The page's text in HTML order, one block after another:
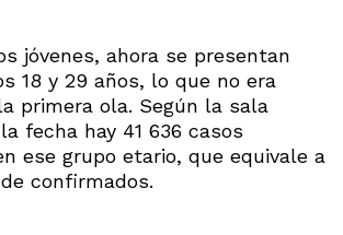
jóvenes, ahora se presentan
18 y 29 años, lo que no era
primera ola. Según la sala
fecha hay 41 636 casos
ese grupo etario, que equivale a
confirmados.